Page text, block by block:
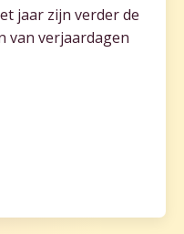
jaar zijn verder de
van verjaardagen